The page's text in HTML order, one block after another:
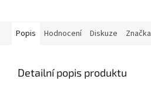
Popis Hodnocení Diskuze Značka
Detailní popis produktu